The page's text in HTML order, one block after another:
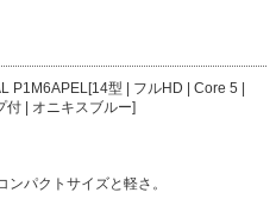
P1M6APEL[14型 | フルHD | Core 5 |
付 | オニキスブルー]
パクトサイズと軽さ。